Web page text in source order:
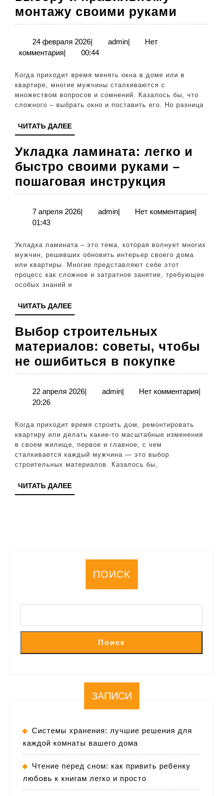
монтажу своими руками
окон:
24 февраля 202624
февраля
| adminadmin
|
Нет
комментария| 00:44
Когда приходит время менять окна в доме или в
квартире, многие мужчины сталкиваются с
множеством вопросов и сомнений. Казалось бы, что
сложного – выбрать окно и поставить его. Но разница
ЧИТАТЬ ДАЛЕЕЧИТАТЬ
ДАЛЕЕ
Укладка ламината: легко и
быстро своими руками –
пошаговая инструкция
легко
быстро
своими
руками
7 апреля 20267| adminadmin
| Нет комментария|
01:43
Укладка ламината – это тема, которая волнует многих
мужчин, решивших обновить интерьер своего дома
или квартиры. Многие представляют себе этот
процесс как сложное и затратное занятие, требующее
особых знаний и
ЧИТАТЬ ДАЛЕЕЧИТАТЬ
ДАЛЕЕ
Выбор строительных
материалов: советы, чтобы
не ошибиться в покупке
чтобы
не
22 апреля 202622
| adminadmin
| Нет комментария
20:26
Когда приходит время строить дом, ремонтировать
квартиру или делать какие-то масштабные изменения
в своем жилище, первое и главное, с чем
сталкивается каждый мужчина — это выбор
строительных материалов. Казалось бы,
ЧИТАТЬ ДАЛЕЕЧИТАТЬ
ДАЛЕЕ
ПОИСК
Поиск
ЗАПИСИ
Системы хранения: лучшие решения для
каждой комнаты вашего дома
Чтение перед сном: как привить ребенку
любовь к книгам легко и просто